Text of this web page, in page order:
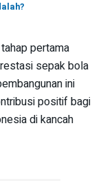
pertama
sepak bola
ini
positif bagi
di kancah